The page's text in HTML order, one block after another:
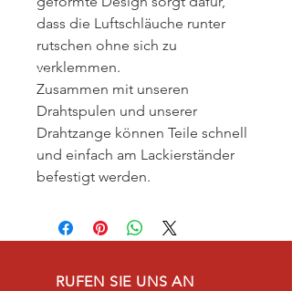
dass die Luftschläuche runter
rutschen ohne sich zu
verklemmen.
Zusammen mit unseren
Drahtspulen und unserer
Drahtzange können Teile schnell
und einfach am Lackierständer
befestigt werden.
RUFEN SIE UNS AN